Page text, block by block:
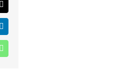
X
LinkedIn
WhatsApp